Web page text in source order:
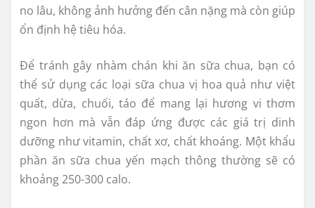
no lâu, không ảnh hưởng đến cân nặng mà còn giúp
ổn định hệ tiêu hóa.
Để tránh gây nhàm chán khi ăn sữa chua, bạn có
thể sử dụng các loại sữa chua vị hoa quả như việt
quất, dừa, chuối, táo để mang lại hương vi thơm
ngon hơn mà vẫn đáp ứng được các giá trị dinh
dưỡng như vitamin, chất xơ, chất khoáng. Một khẩu
phần ăn sữa chua yến mạch thông thường sẽ có
khoảng 250-300 calo.